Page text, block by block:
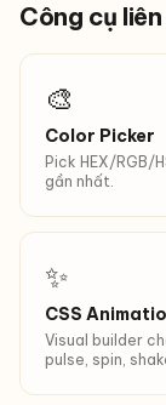
Công cụ
🎨
Color Picker
Pick HEX/RGB/
gần nhất.
✨
CSS
Visual builder
pulse, spin,